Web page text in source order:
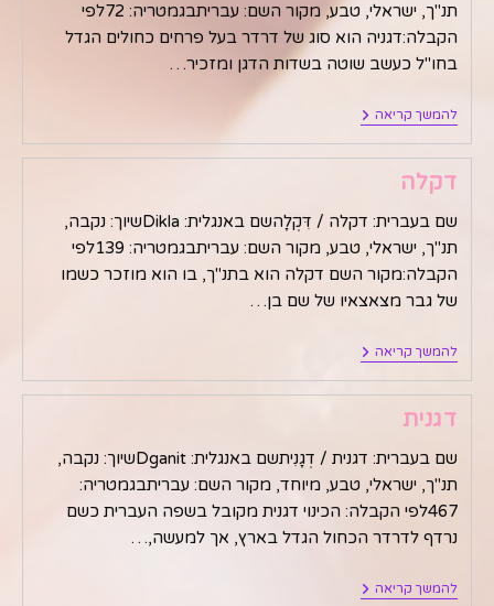
תנ"ך, ישראלי, טבע, מקור השם: עבריתבגמטריה: 72לפי
הקבלה:דגניה הוא סוג של דרדר בעל פרחים כחולים הגדל
בחו"ל כעשב שוטה בשדות הדגן ומזכיר…
להמשך קריאהדגניה
דקלה
שם בעברית: דקלה / דִּקְלָהשם באנגלית: Diklaשיוך: נקבה,
תנ"ך, ישראלי, טבע, מקור השם: עבריתבגמטריה: 139לפי
הקבלה:מקור השם דקלה הוא בתנ"ך, בו הוא מוזכר כשמו
של גבר מצאצאיו של שם בן…
להמשך קריאהדקלה
דגנית
שם בעברית: דגנית / דְגָנִיתשם באנגלית: Dganitשיוך: נקבה,
תנ"ך, ישראלי, טבע, מיוחד, מקור השם: עבריתבגמטריה:
467לפי הקבלה: הכינוי דגנית מקובל בשפה העברית כשם
נרדף לדרדר הכחול הגדל בארץ, אך למעשה,…
להמשך קריאהדגנית